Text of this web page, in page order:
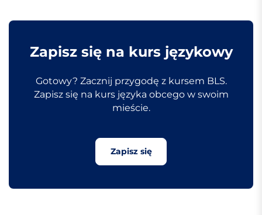
Zapisz się na kurs językowy
Gotowy? Zacznij przygodę z kursem BLS.
Zapisz się na kurs języka obcego w swoim
mieście.
Zapisz się